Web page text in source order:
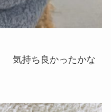
気持ち良かったかな